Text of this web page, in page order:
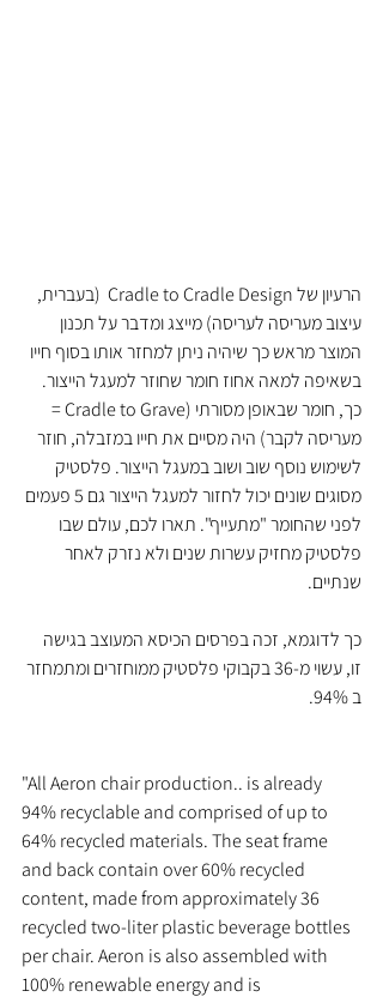
הרעיון של Cradle to Cradle Design  (בעברית,
עיצוב מעריסה לעריסה) מייצג ומדבר על תכנון
המוצר מראש כך שיהיה ניתן למחזר אותו בסוף חייו
בשאיפה למאה אחוז חומר שחוזר למעגל הייצור.
כך, חומר שבאופן מסורתי (Cradle to Grave =
מעריסה לקבר) היה מסיים את חייו במזבלה, חוזר
לשימוש נוסף שוב ושוב במעגל הייצור. פלסטיק
מסוגים שונים יכול לחזור למעגל הייצור גם 5 פעמים
לפני שהחומר "מתעייף". תארו לכם, עולם שבו
פלסטיק מחזיק עשרות שנים ולא נזרק לאחר
שנתיים.
כך לדוגמא, זכה בפרסים הכיסא המעוצב בגישה
זו, עשוי מ-36 בקבוקי פלסטיק ממוחזרים ומתמחזר
ב 94%.
"All Aeron chair production.. is already
94% recyclable and comprised of up to
64% recycled materials. The seat frame
and back contain over 60% recycled
content, made from approximately 36
recycled two-liter plastic beverage bottles
per chair. Aeron is also assembled with
100% renewable energy and is